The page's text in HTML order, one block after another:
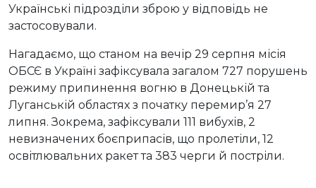
Українські підрозділи зброю у відповідь не
застосовували.
Нагадаємо, що станом на вечір 29 серпня місія
ОБСЄ в Україні зафіксувала загалом 727 порушень
режиму припинення вогню в Донецькій та
Луганській областях з початку перемир’я 27
липня. Зокрема, зафіксували 111 вибухів, 2
невизначених боєприпасів, що пролетіли, 12
освітлювальних ракет та 383 черги й постріли.